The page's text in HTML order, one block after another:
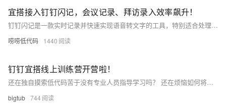
宜搭接入钉钉闪记，会议记录、拜访录入效率飙升！
钉钉闪记是一款实时记录并快速实现语音转文字的工具，特别适合处理冗长的会议或培训视频。通过与宜搭平台的无缝集成，用户可以一键获取会议的关键知识点和重要内容片段，自动生成结构清晰的会议纪要，极大提升了工作效率。无论是销售拜访还是头脑风暴，闪记都能显著减少整理会议资料的时间，为企业带来高效的办公体验。
唠唠低代码 1440
钉钉宜搭线上训练营开营啦！
还在独自摸索低代码苦于没有专业人员指导学习吗？ 还在烦恼如何将业务场景搬到钉钉宜搭提高效率么？ 集成&自动化、连接器、酷应用、数据大屏这些炫酷能力你会用么？
bigtub 744